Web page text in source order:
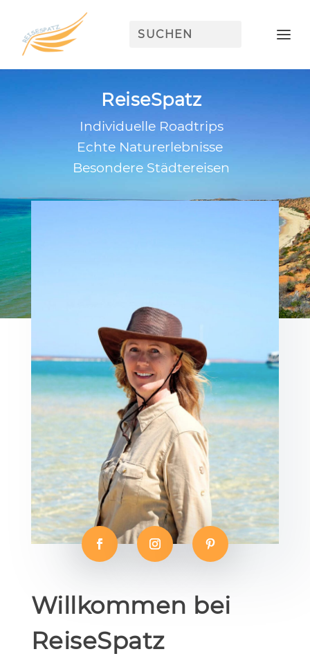
ReiseSpatz
Individuelle Roadtrips
Echte Naturerlebnisse
Besondere Städtereisen
Willkommen bei
ReiseSpatz